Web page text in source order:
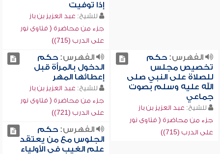
إذا توفيت
للشيخ: عبد العزيز بن باز
جزء من محاضرة ( فتاوى نور
على الدرب (715))
الفهرس:حكم
تخصيص مجلس
للصلاة على النبي صلى
الله عليه وسلم بصوت
جماعي
للشيخ: عبد العزيز بن باز
جزء من محاضرة ( فتاوى نور
على الدرب (715))
الفهرس:حكم
الدخول بالمرأة قبل
إعطائها المهر
للشيخ: عبد العزيز بن باز
جزء من محاضرة ( فتاوى نور
على الدرب (721))
الفهرس:حكم
الجلوس مع من يعتقد
علم الغيب في الأولياء